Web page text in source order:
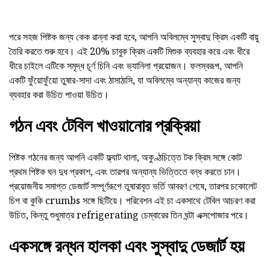
পরে সহজ পিষ্টক জন্য কেক রান্না করা হবে, আপনি অবিলম্বে সুস্বাদু ক্রিম একটি বায়ু
তৈরি করতে শুরু হবে। এই 20% চাবুক ক্রিম একটি মিশুক ব্যবহার করে এবং ধীরে
ধীরে চাইলে এটিকে সমৃদ্ধ চূর্ণ চিনি এবং ভ্যানিলা প্রয়োজন। ফলস্বরূপ, আপনি
একটি ফুঁয়োফুঁয়ো তুষার-সাদা এবং ঠাসাঠাসি, যা অবিলম্বে অন্যান্য কাজের জন্য
ব্যবহার করা উচিত পাওয়া উচিত।
গঠন এবং টেবিল খাওয়ানোর প্রক্রিয়া
পিষ্টক গঠনের জন্য আপনি একটি ফ্ল্যাট থালা, অকুণ্ঠচিত্তে টক ক্রিম সঙ্গে কোট
প্রথম পিষ্টক ঘন দুধ প্রকাশ, এবং তারপর অন্যান্য ভিত্তিতে বন্ধ করতে চান।
প্রয়োজনীয় সমাপ্ত ডেজার্ট সম্পূর্ণরূপে তুষারাবৃত ভর্তি আবরণ শেষে, তারপর চকোলেট
চিপ বা কুকি crumbs সঙ্গে ছিটিয়ে। পরিবেশন এই চা একসাথে টেবিল আচরণ করা
উচিত, কিন্তু শুধুমাত্র refrigerating চেম্বারের তিন ঘন্টা এক্সপোজার পরে।
একসঙ্গে রন্ধন হালকা এবং সুস্বাদু ডেজার্ট হয়